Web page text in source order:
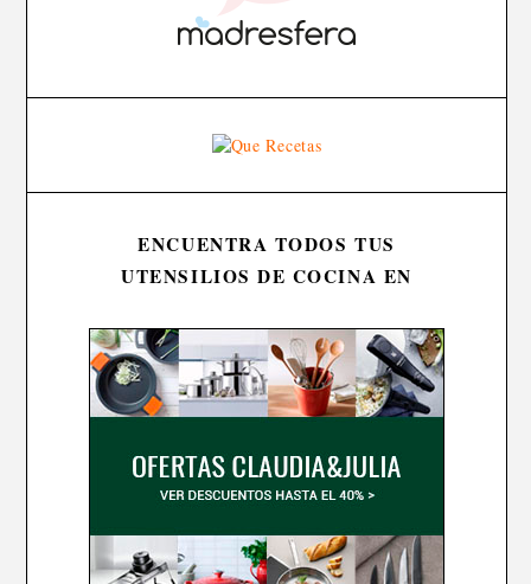
ENCUENTRA TODOS TUS
UTENSILIOS DE COCINA EN